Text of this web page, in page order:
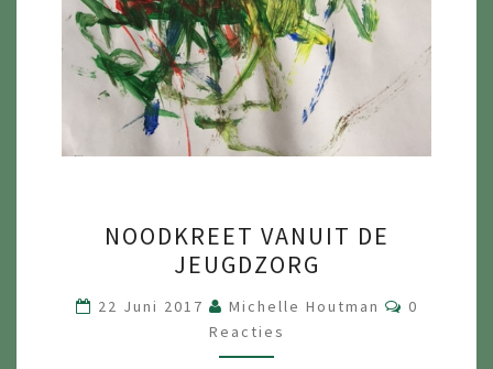
VANUIT
DE
JEUGDZORG
NOODKREET VANUIT DE
JEUGDZORG
22 Juni 2017 Michelle Houtman Reacties
0
Reacties